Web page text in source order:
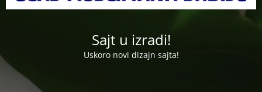
Sajt u izradi!
Uskoro novi dizajn sajta!